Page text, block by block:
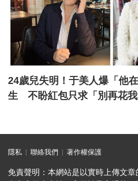
24歲兒失明！于美人爆「他
生 不盼紅包只求「別再花我
隱私 聯絡我們 著作權保護
免責聲明：本網站是以實時上傳文